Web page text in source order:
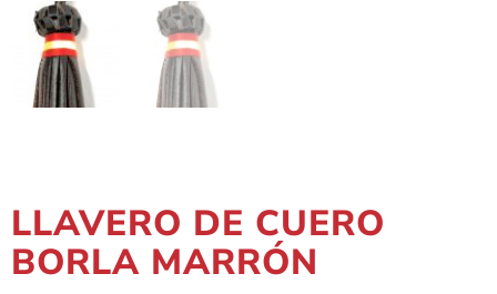
LLAVERO DE CUERO
BORLA MARRÓN